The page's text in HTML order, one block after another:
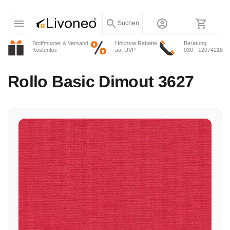
Stoffmuster & Versand
Kostenlos
Höchste Rabatte
auf UVP
Beratung
030 - 12074216
Suchen
Rollo Basic Dimout 3627